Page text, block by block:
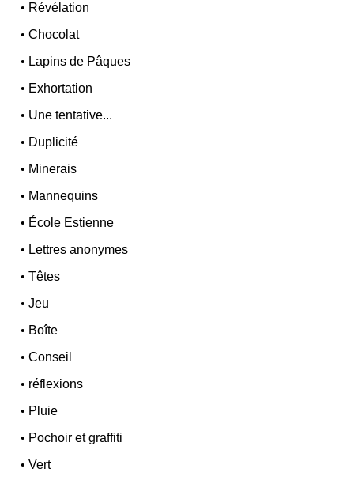
• Révélation
•Chocolat
• Lapins de Pâques
• Exhortation
• Une tentative...
• Duplicité
• Minerais
• Mannequins
• École Estienne
• Lettres anonymes
•Têtes
•Jeu
• Boîte
•Conseil
• réflexions
• Pluie
• Pochoir et graffiti
•Vert